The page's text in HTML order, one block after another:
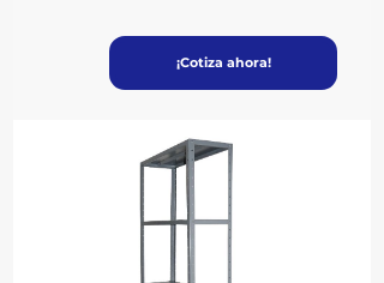
¡Cotiza ahora!